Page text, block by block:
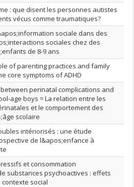
: que disent les personnes autistes
vécus comme traumatiques?
sociale dans des
sociales chez des
de 8-9 ans
of parenting practices and family
core symptoms of ADHD
perinatal complications and
age boys = La relation entre les
et le comportement des
scolaire
intériorisés : une étude
de l&apos;enfance à
et consommation
substances psychoactives : effets
social